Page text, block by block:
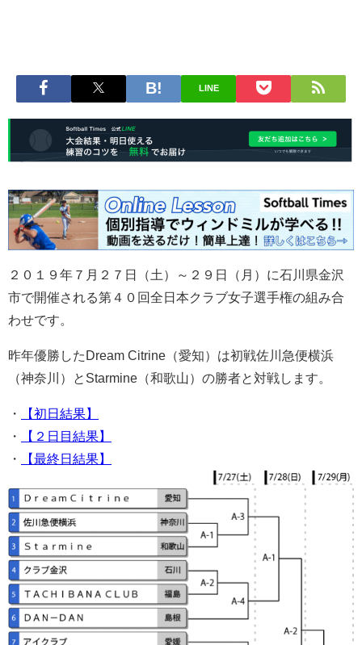
LINE
２０１９年７月２７日（土）～２９日（月）に石川県金沢
市で開催される第４０回全日本クラブ女子選手権の組み合
わせです。
昨年優勝したDream Citrine（愛知）は初戦佐川急便横浜
（神奈川）とStarmine（和歌山）の勝者と対戦します。
・
【初日結果】
・
【２日目結果】
・
【最終日結果】